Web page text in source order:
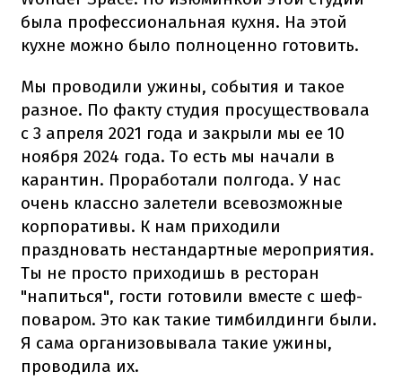
была профессиональная кухня. На этой
кухне можно было полноценно готовить.
Мы проводили ужины, события и такое
разное. По факту студия просуществовала
с 3 апреля 2021 года и закрыли мы ее 10
ноября 2024 года. То есть мы начали в
карантин. Проработали полгода. У нас
очень классно залетели всевозможные
корпоративы. К нам приходили
праздновать нестандартные мероприятия.
Ты не просто приходишь в ресторан
"напиться", гости готовили вместе с шеф-
поваром. Это как такие тимбилдинги были.
Я сама организовывала такие ужины,
проводила их.